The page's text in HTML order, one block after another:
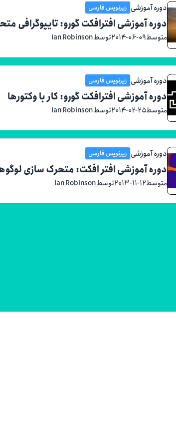
دوره آموزشی زیرنویس فارسی
دوره آموزشی افترافکت گورو: تایپوگرافی
متوسط۲۰۱۴-۰۶-۰۹توسط Ian Robinson
دوره آموزشی زیرنویس فارسی
دوره آموزشی افترافکت گورو: کار با وکتورها
متوسط۲۰۱۴-۰۲-۲۵توسط Ian Robinson
دوره آموزشی زیرنویس فارسی
دوره آموزشی افتر افکت: متحرک سازی
متوسط۲۰۱۳-۱۱-۱۲توسط Ian Robinson